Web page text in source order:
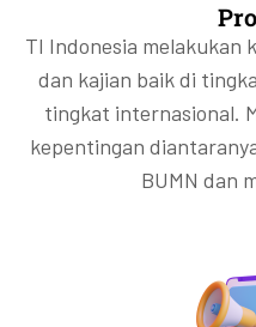
TI Indonesia melakukan
dan kajian baik di
tingkat internasional.
kepentingan
BUMN dan